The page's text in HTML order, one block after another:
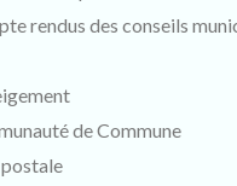
rendus des conseils
de Commune